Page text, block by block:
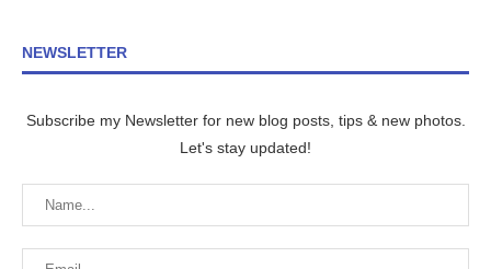
NEWSLETTER
Subscribe my Newsletter for new blog posts, tips & new photos.
Let's stay updated!